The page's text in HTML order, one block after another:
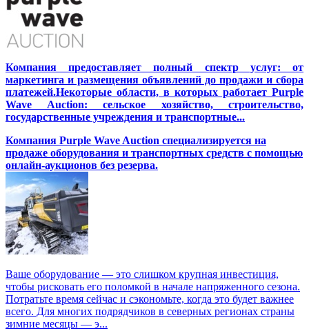
Компания предоставляет полный спектр услуг: от
маркетинга и размещения объявлений до продажи и сбора
платежей.Некоторые области, в которых работает Purple
Wave Auction: сельское хозяйство, строительство,
государственные учреждения и транспортные...
Компания Purple Wave Auction специализируется на
продаже оборудования и транспортных средств с помощью
онлайн-аукционов без резерва.
Ваше оборудование — это слишком крупная инвестиция,
чтобы рисковать его поломкой в начале напряженного сезона.
Потратьте время сейчас и сэкономьте, когда это будет важнее
всего. Для многих подрядчиков в северных регионах страны
зимние месяцы — э...